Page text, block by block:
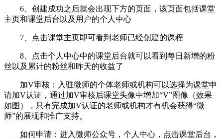
6、创建成功之后就会出现下方的页面，该页面包括课堂
主页和课堂后台以及用户的个人中心
7、点击课堂主页即可看到老师已经创建的课程
8、点击个人中心中的课堂后台就可以看到每日新增的粉
丝以及累计的粉丝和昨天的收益了
加V审核：入驻微师的个体老师或机构可以选择为课堂申
请加V认证，通过加V审核后课堂头像中增加“V”图像（效果
如图），只有完成加V认证的老师或机构才有机会获得“微
师”的展现和推广支持。
如何申请：进入微师公众号，个人中心，点击课堂后台，